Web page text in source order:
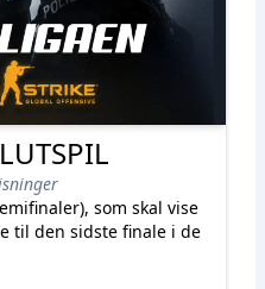
som skal vise
til den sidste finale i de